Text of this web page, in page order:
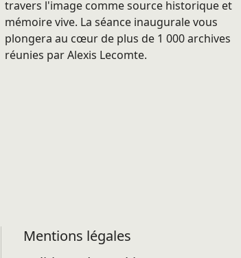
travers l'image comme source historique et
mémoire vive. La séance inaugurale vous
plongera au cœur de plus de 1 000 archives
réunies par Alexis Lecomte.
Mentions légales